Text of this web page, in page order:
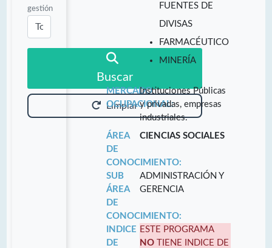
gestión
Buscar
Limpiar
FUENTES DE
DIVISAS
FARMACÉUTICO
MINERÍA
MERCADO
OCUPACIONAL:
Instituciones Públicas
y privadas, empresas
industriales.
ÁREA
DE
CONOCIMIENTO:
CIENCIAS SOCIALES
SUB
ÁREA
DE
CONOCIMIENTO:
ADMINISTRACIÓN Y
GERENCIA
INDICE
DE
ESTE PROGRAMA
NO TIENE INDICE DE